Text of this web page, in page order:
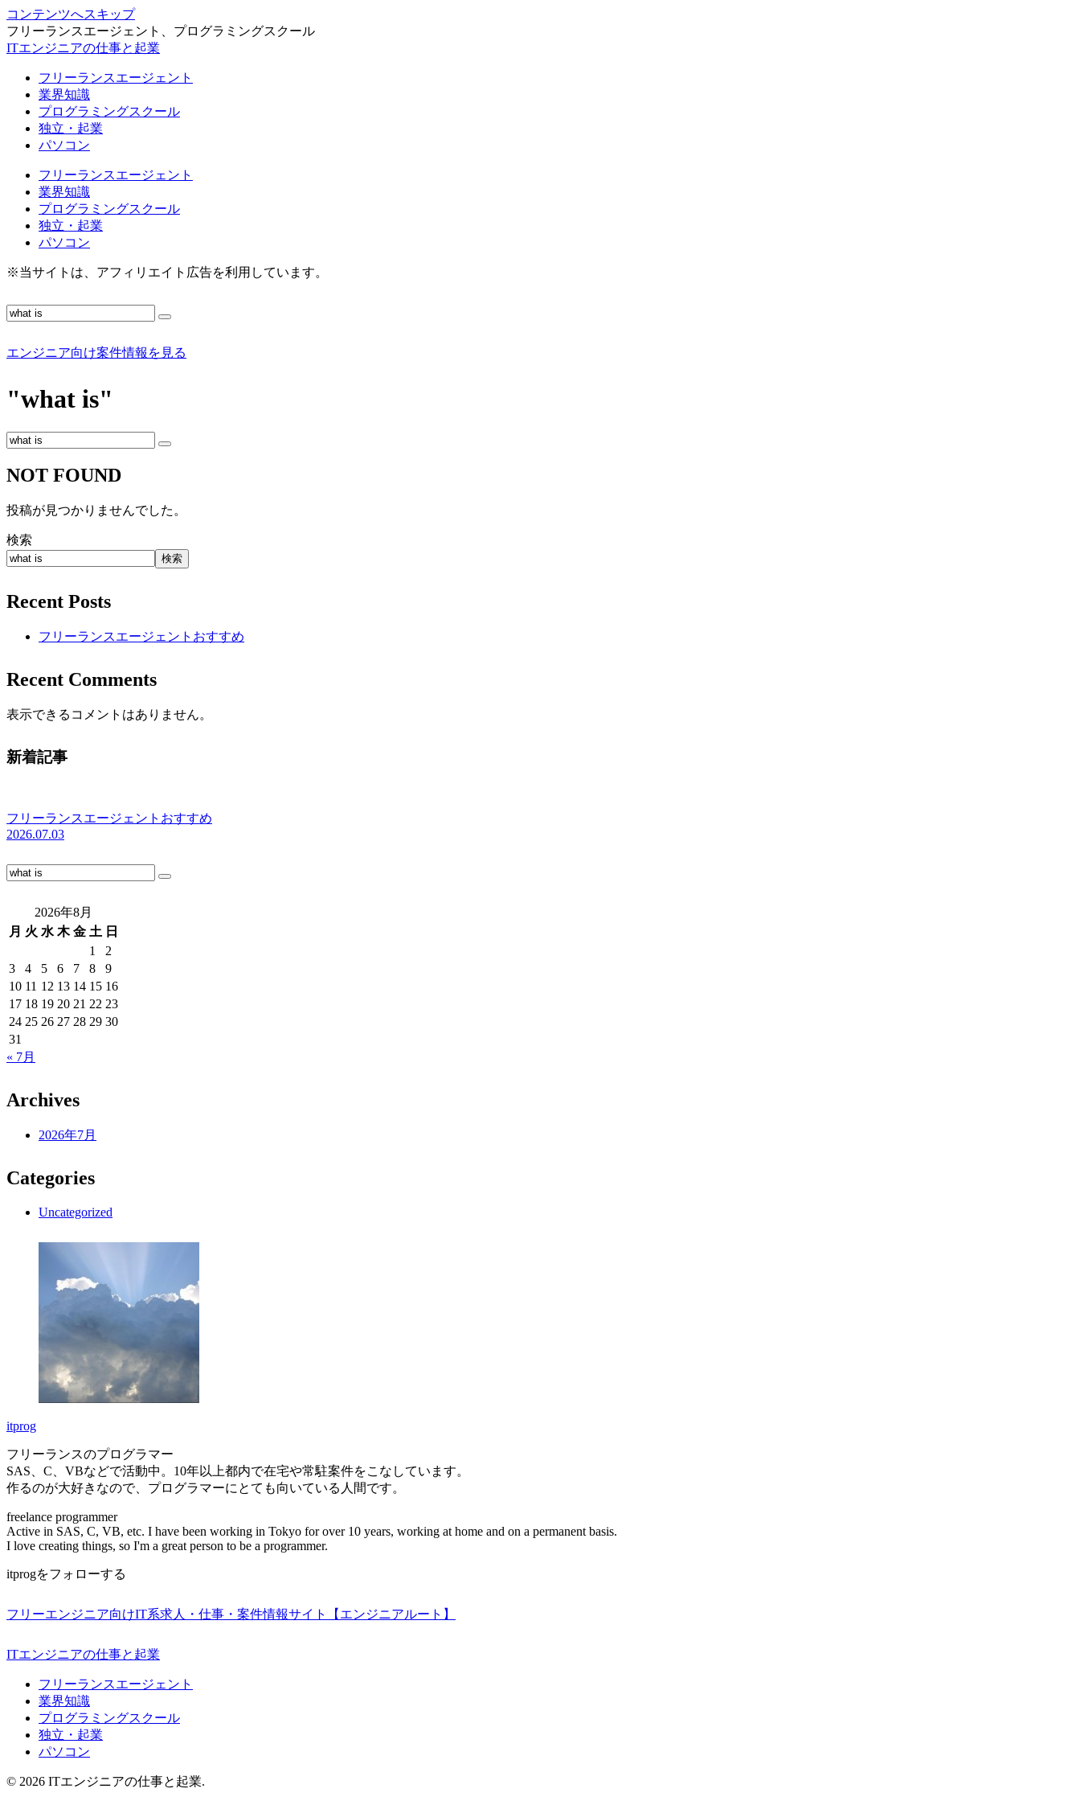
コンテンツへスキップ
フリーランスエージェント、プログラミングスクール
ITエンジニアの仕事と起業
フリーランスエージェント
業界知識
プログラミングスクール
独立・起業
パソコン
フリーランスエージェント
業界知識
プログラミングスクール
独立・起業
パソコン
※当サイトは、アフィリエイト広告を利用しています。
エンジニア向け案件情報を見る
"what is"
NOT FOUND
投稿が見つかりませんでした。
検索
検索
Recent Posts
フリーランスエージェントおすすめ
Recent Comments
表示できるコメントはありません。
新着記事
フリーランスエージェントおすすめ
2026.07.03
2026年8月
月 火 水 木 金 土 日
1
2
3
4 5 6 7 8
9
10 11 12 13 14 15 16
17 18 19 20 21 22 23
24 25 26 27 28 29 30
31
« 7月
Archives
2026年7月
Categories
Uncategorized
itprog
フリーランスのプログラマー
SAS、C、VBなどで活動中。10年以上都内で在宅や常駐案件をこなしています。
作るのが大好きなので、プログラマーにとても向いている人間です。
freelance programmer
Active in SAS, C, VB, etc. I have been working in Tokyo for over 10 years, working at home and on a permanent basis.
I love creating things, so I'm a great person to be a programmer.
itprogをフォローする
フリーエンジニア向けIT系求人・仕事・案件情報サイト【エンジニアルート】
ITエンジニアの仕事と起業
フリーランスエージェント
業界知識
プログラミングスクール
独立・起業
パソコン
© 2026 ITエンジニアの仕事と起業.